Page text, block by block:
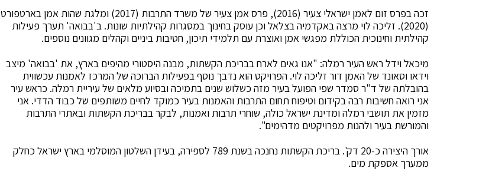
זכה בפרס זום לאמן ישראלי צעיר (2016), פרס אמן צעיר של משרד התרבות (2017) ומלגת שהות אמן בארטפורט
(2020). זליכה לוי מרצה באקדמיה בצלאל וכן עוסק בחינוך במסגרות קהילתיות שונות. ב'בבואה' תערך פעילות
קהילתית וחינוכית הכוללת מפגשי אמן ואוצרת עם תלמידי תיכון, חטיבות ביניים וקהלים מגוונים נוספים.
מיכאל וידל ראש העיר רמלה: "אנו גאים לארח בבריכת הקשתות, מבנה היסטורי מהיפים בארץ, את 'בבואה' מיצב
וידאו וסאונד של האמן דור זליכה לוי. הפרויקט הוא נדבך נוסף בפעילות הברוכה של המרכז לאמנות עכשווית
בהובלתה של ד"ר סמדר שפי הפועל בעיר מזה כשלוש שנים בתמיכה ובסיוע מלאים של עיריית רמלה. כראש עיר
אני רואה חשיבות רבה בקידום וטיפוח תחום התרבות והאמנות בעיר כמוקד לחיים משותפים של כבוד הדדי. אני
מזמין את תושבי רמלה ומדינת ישראל כולה, שוחרי תרבות ואמנות, לבקר בבריכת הקשתות ובאתרי התרבות
והמורשת בעיר ולהנות מפרויקטים מדהימים".
אורך היצירה כ-20 דק'. בריכת הקשתות נחנכה בשנת 789 לספירה, בעידן השלטון המוסלמי בארץ ישראל כחלק
ממערך אספקת מים.